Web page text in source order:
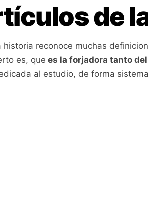
de
historia reconoce muchas
es, que es la forjadora tanto
al estudio, de forma